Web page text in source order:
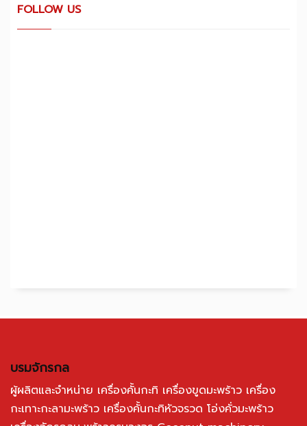
FOLLOW US
บรมจักรกล
ผู้ผลิตและจำหน่าย เครื่องคั้นกะทิ เครื่องขูดมะพร้าว เครื่อง
กะเทาะกะลามะพร้าว เครื่องคั้นกะทิหัวจรวด โอ่งคั่วมะพร้าว